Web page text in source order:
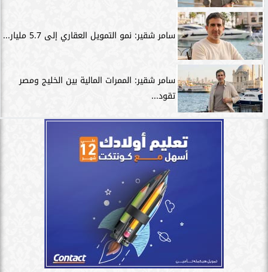
سامر شقير: نمو التمويل العقاري إلى 5.7 مليار...
سامر شقير: الممرات المالية بين الخليج ومصر
تقود...